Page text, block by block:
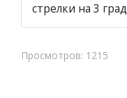
стрелки на 3
Просмотров: 1215